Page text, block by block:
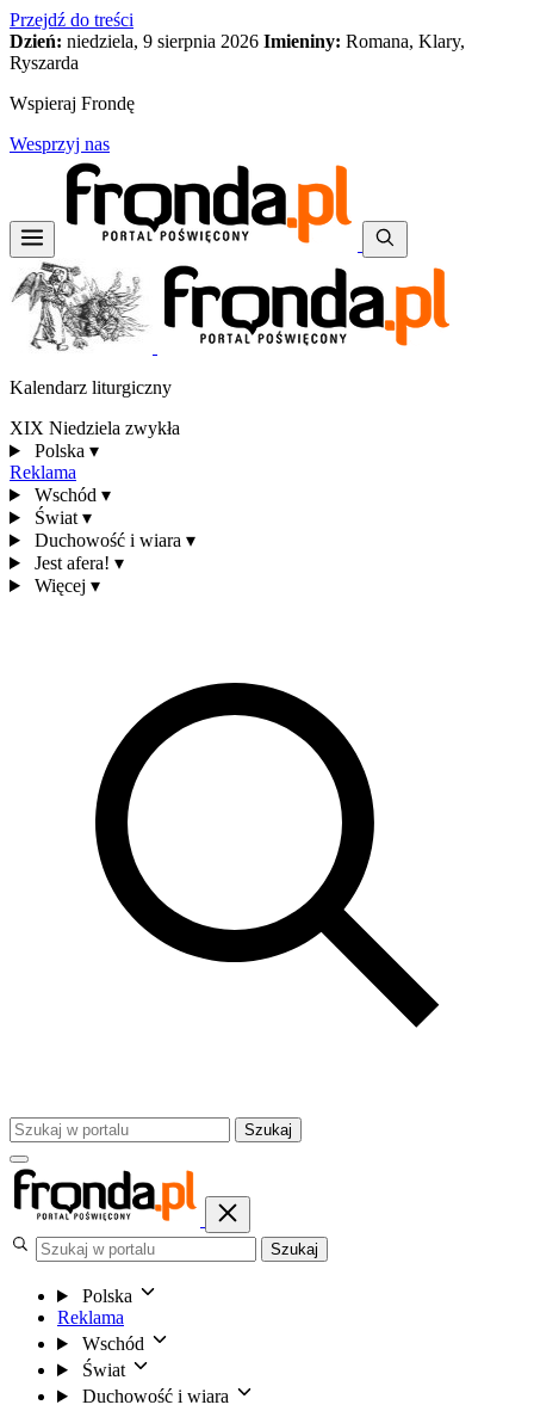
Przejdź do treści
Dzień: niedziela, 9 sierpnia 2026 Imieniny: Romana, Klary,
Ryszarda
Wspieraj Frondę
Wesprzyj nas
Kalendarz liturgiczny
XIX Niedziela zwykła
Polska ▾
Reklama
Wschód ▾
Świat ▾
Duchowość i wiara ▾
Jest afera! ▾
Więcej ▾
Szukaj
Szukaj
Polska
Reklama
Wschód
Świat
Duchowość i wiara